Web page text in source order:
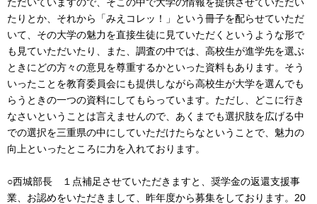
たりとか、それから「みえコレッ！」という冊子を配らせていただ
いて、その大学の魅力を直接生徒に見ていただくというような形で
も見ていただいたり、また、調査の中では、高校生が進学先を選ぶ
ときにどの方々の意見を尊重するかといった資料もあります。そう
いったことを教育委員会にも提供しながら高校生が大学を選んでも
らうときの一つの資料にしてもらっています。ただし、どこに行き
なさいということは言えませんので、あくまでも選択肢を広げる中
での選択を三重県の中にしていただけたらなということで、魅力の
向上といったところに力を入れております。
○西城部長 １点補足させていただきますと、奨学金の返還支援事
業、お認めをいただきまして、昨年度から募集をしております。20